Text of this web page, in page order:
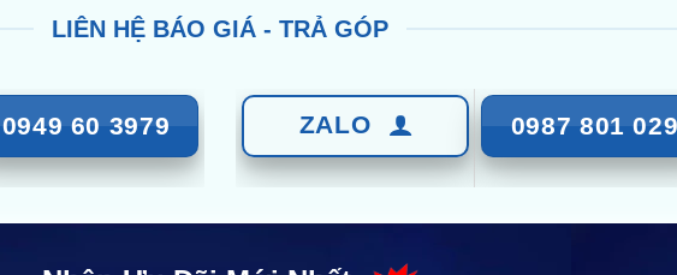
LIÊN HỆ BÁO GIÁ - TRẢ GÓP
0949 60 3979 ZALO 0987 801